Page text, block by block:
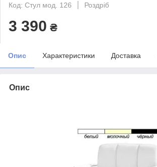
Код: Стул мод. 126
Роздріб
3 390 ₴
Опис Характеристики Доставка
Опис